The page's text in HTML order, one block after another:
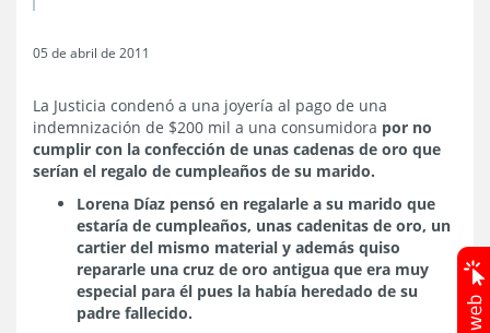
05 de abril de 2011
La Justicia condenó a una joyería al pago de una
indemnización de $200 mil a una consumidora por no
cumplir con la confección de unas cadenas de oro que
serían el regalo de cumpleaños de su marido.
Lorena Díaz pensó en regalarle a su marido que
estaría de cumpleaños, unas cadenitas de oro, un
cartier del mismo material y además quiso
repararle una cruz de oro antigua que era muy
especial para él pues la había heredado de su
padre fallecido.